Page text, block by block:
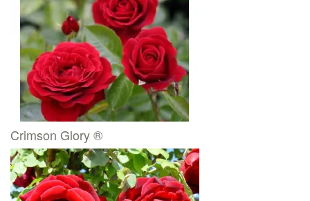
Crimson Glory ®